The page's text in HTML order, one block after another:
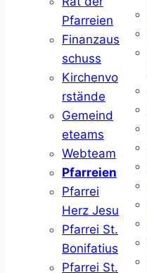
Pfarreien
Finanzaus
schuss
Kirchenvo
rstände
Gemeind
eteams
Webteam
Pfarreien
Pfarrei
Herz Jesu
Pfarrei St.
Bonifatius
Pfarrei St.